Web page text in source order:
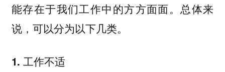
能存在于我们工作中的方方面面。总体来
说，可以分为以下几类。
1. 工作不适